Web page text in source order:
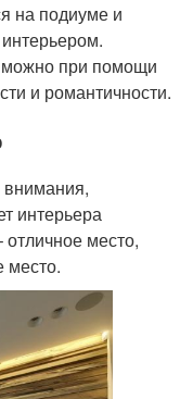
на подиуме и
можно при помощи
и романтичности.
внимания,
интерьера
место,
место.